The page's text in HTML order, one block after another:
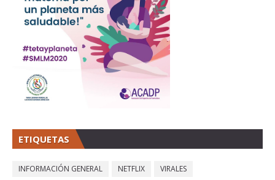
ETIQUETAS
INFORMACIÓN GENERAL NETFLIX VIRALES